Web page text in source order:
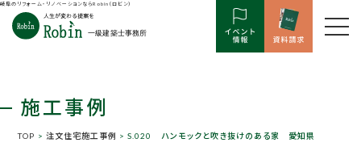
岐阜のリフォーム・リノベーションならRobin（ロビン）
施工事例
TOP > 注文住宅施工事例 > S.020 ハンモックと吹き抜けのある家 愛知県